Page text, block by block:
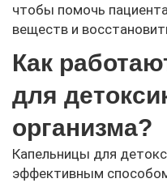
чтобы помочь
веществ и
Как
для
организма?
Капельницы для
эффективным